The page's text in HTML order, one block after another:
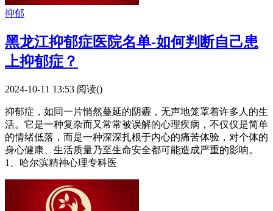
抑郁
黑龙江抑郁症医院名单-如何判断自己患
上抑郁症？
2024-10-11 13:53 阅读()
抑郁症，如同一片悄然蔓延的阴霾，无声地笼罩着许多人的生
活。它是一种复杂而又常常被误解的心理疾病，不仅仅是简单
的情绪低落，而是一种深深扎根于内心的痛苦体验，对个体的
身心健康、生活质量乃至生命安全都可能造成严重的影响。
1、哈尔滨精神心理专科医